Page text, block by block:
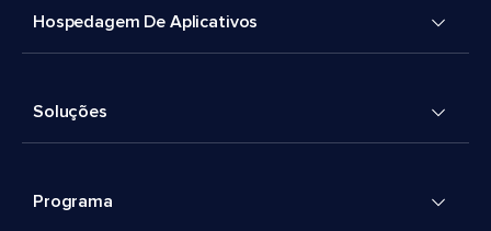
Hospedagem De Aplicativos
Soluções
Programa